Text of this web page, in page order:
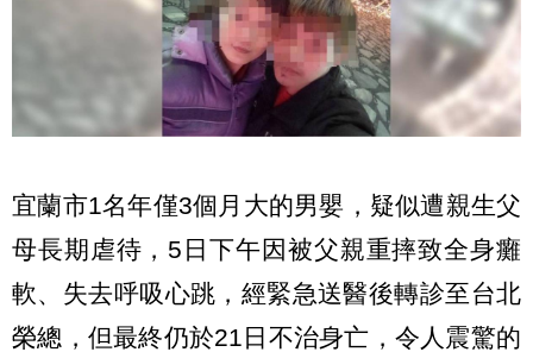
宜蘭市1名年僅3個月大的男嬰，疑似遭親生父
母長期虐待，5日下午因被父親重摔致全身癱
軟、失去呼吸心跳，經緊急送醫後轉診至台北
榮總，但最終仍於21日不治身亡，令人震驚的